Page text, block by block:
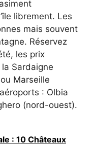
librement. Les
mais souvent
Réservez
les prix
Sardaigne
Marseille
: Olbia
(nord-ouest).
: 10 Châteaux